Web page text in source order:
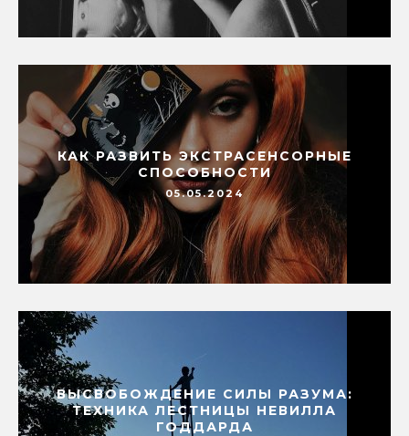
КАК РАЗВИТЬ ЭКСТРАСЕНСОРНЫЕ
СПОСОБНОСТИ
05.05.2024
ВЫСВОБОЖДЕНИЕ СИЛЫ РАЗУМА:
ТЕХНИКА ЛЕСТНИЦЫ НЕВИЛЛА
ГОДДАРДА